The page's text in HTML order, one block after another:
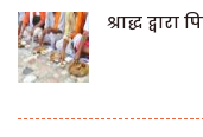
श्राद्ध